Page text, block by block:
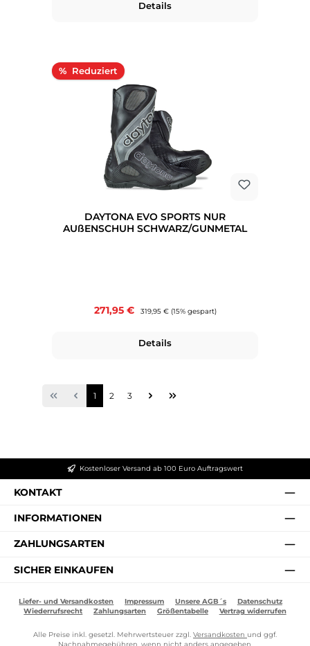
Details
% Rabatt
DAYTONA EVO SPORTS NUR
AUßENSCHUH SCHWARZ/GUNMETAL
Verkaufspreis:
271,95 € Regulärer Preis:
319,95 € (15% gespart)
Details
Seite
1 Seite
2 Seite
3
Kostenloser Versand ab 100 Euro Auftragswert
KONTAKT
INFORMATIONEN
ZAHLUNGSARTEN
SICHER EINKAUFEN
Liefer- und Versandkosten Impressum Unsere AGB´s
Datenschutz
Wiederrufsrecht
Zahlungsarten Größentabelle Vertrag widerrufen
Alle Preise inkl. gesetzl. Mehrwertsteuer zzgl. Versandkosten und ggf.